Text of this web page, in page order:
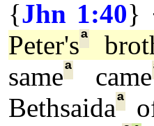
{Jhn 1:40}
Peter'sª
sameª came
Bethsaidaª